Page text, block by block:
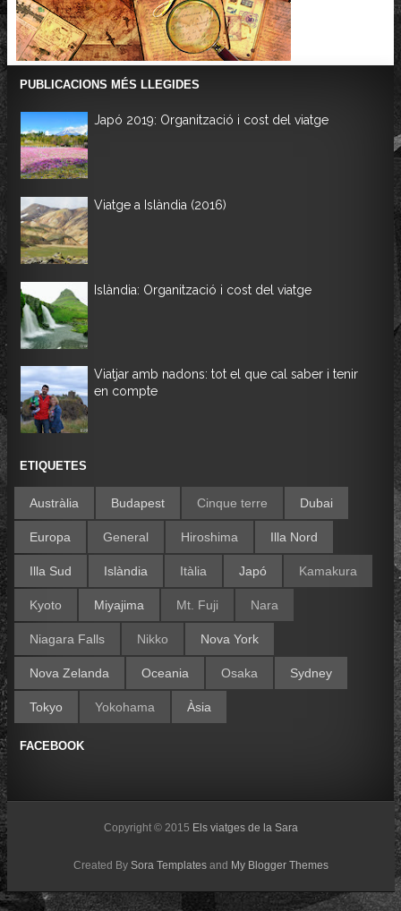
PUBLICACIONS MÉS LLEGIDES
Japó 2019: Organització i cost del viatge
Viatge a Islàndia (2016)
Islàndia: Organització i cost del viatge
Viatjar amb nadons: tot el que cal saber i tenir
en compte
ETIQUETES
Austràlia Budapest Cinque terre Dubai
Europa General Hiroshima Illa Nord
Illa Sud Islàndia Itàlia Japó Kamakura
Kyoto Miyajima Mt. Fuji Nara
Niagara Falls Nikko Nova York
Nova Zelanda Oceania Osaka Sydney
Tokyo Yokohama Àsia
FACEBOOK
Copyright © 2015 Els viatges de la Sara
Created BySora Templates and My Blogger Themes